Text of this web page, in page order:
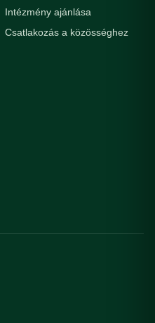
Intézmény ajánlása
Csatlakozás a közösséghez